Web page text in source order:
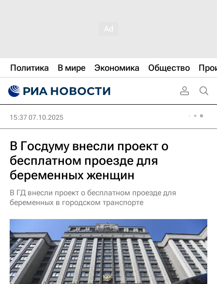
Политика В мире Экономика Общество
15:37 07.10.2025
В Госдуму внесли проект о
бесплатном проезде для
беременных женщин
В ГД внесли проект о бесплатном проезде для
беременных в городском транспорте